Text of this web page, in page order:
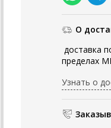
О
доставка
пределах
Узнать о